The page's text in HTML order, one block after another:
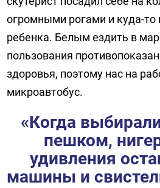
огромными рогами и куда-то
ребенка. Белым ездить в
пользования
здоровья, поэтому нас на
микроавтобус.
«Когда
пешком,
удивления
машины и